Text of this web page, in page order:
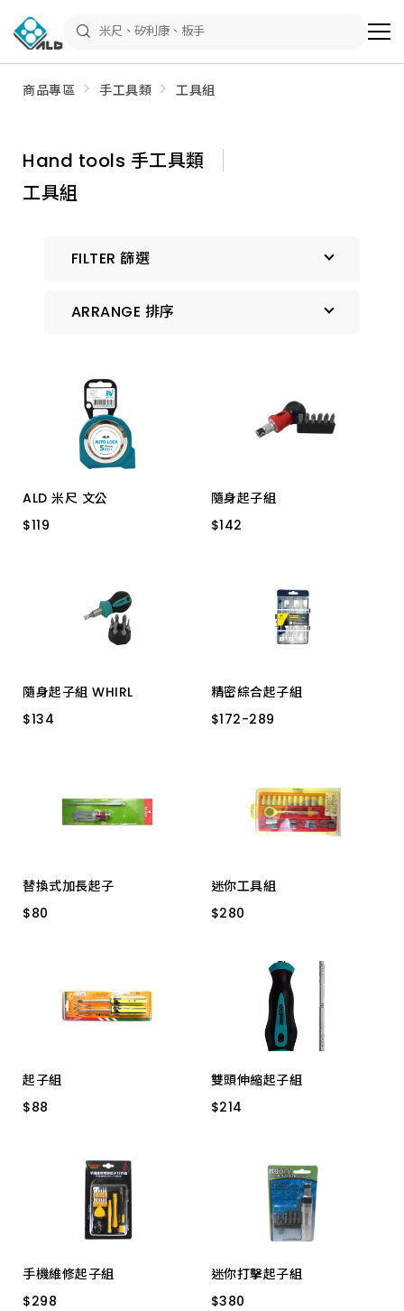
Shop
商
專
具、
商品專區 手工具類 工具組
Hand tools 手工具類
工具組
FILTER 篩選
ARRANGE 排序
上架時間 由新到舊
上架時間 由舊到新
ALD 米尺 文公
$119
$119
隨身起子組
$142
$142
隨身起子組 WHIRL
$134
$134
精密綜合起子組
$172-289
$172-289
替換式加長起子
$80
$80
迷你工具組
$280
$280
起子組
$88
$88
CF3002
3" ２入 5mm*3" + -
CF3001
4"２入 6mm*4" + -
雙頭伸縮起子組
$214
$214
手機維修起子組
$298
$298
迷你打擊起子組
$380
$380